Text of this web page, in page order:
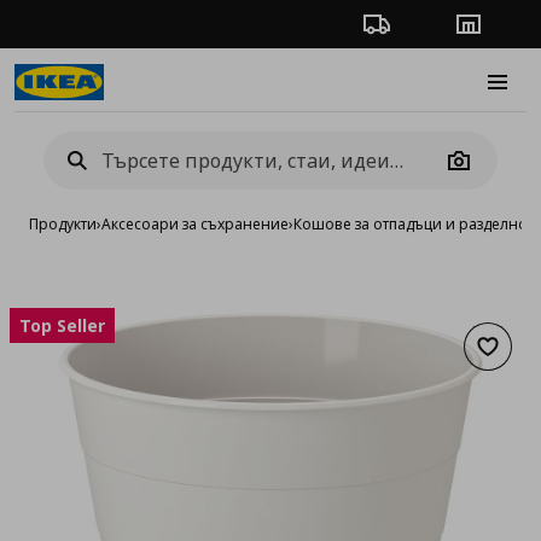
Проследяване на
Camera
Продукти›Аксесоари за съхранение›Кошове за отпадъци и разделно
Top Seller